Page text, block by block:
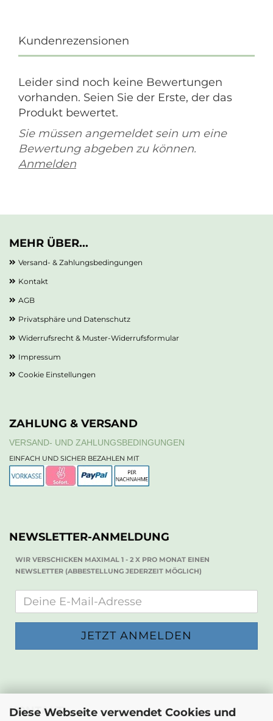
Diese Webseite verwendet Cookies und
Kundenrezensionen
Leider sind noch keine Bewertungen
vorhanden. Seien Sie der Erste, der das
Produkt bewertet.
Sie müssen angemeldet sein um eine
Bewertung abgeben zu können.
Anmelden
MEHR ÜBER...
Versand- & Zahlungsbedingungen
Kontakt
AGB
Privatsphäre und Datenschutz
Widerrufsrecht & Muster-Widerrufsformular
Impressum
Cookie Einstellungen
ZAHLUNG & VERSAND
VERSAND- UND ZAHLUNGSBEDINGUNGEN
EINFACH UND SICHER BEZAHLEN MIT
NEWSLETTER-ANMELDUNG
WIR VERSCHICKEN MAXIMAL 1 - 2 X PRO MONAT EINEN
NEWSLETTER (ABBESTELLUNG JEDERZEIT MÖGLICH)
KONTAKT